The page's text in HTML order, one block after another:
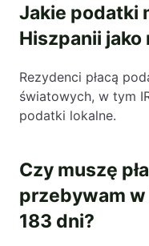
Jakie podatki
Hiszpanii jako
Rezydenci płacą
światowych, w tym
podatki lokalne.
Czy muszę
przebywam
183 dni?